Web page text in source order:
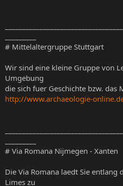
# Mittelaltergruppe Stuttgart
Wir sind eine kleine Gruppe von
Umgebung
die sich fuer Geschichte bzw. das
http://www.archaeologie-
# Via Romana Nijmegen - Xanten
Die Via Romana laedt Sie entlang
Limes zu